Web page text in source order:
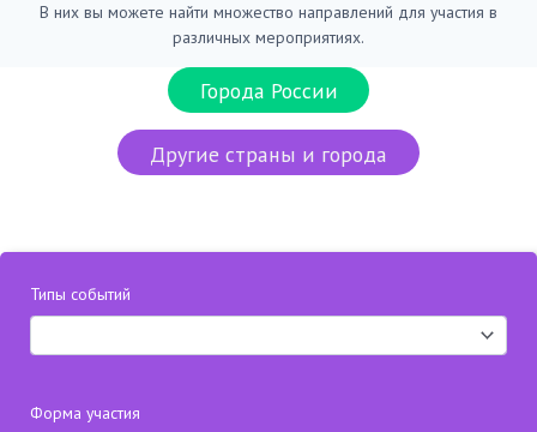
В них вы можете найти множество направлений для участия в
различных мероприятиях.
Города России
Другие страны и города
Типы событий
Форма участия